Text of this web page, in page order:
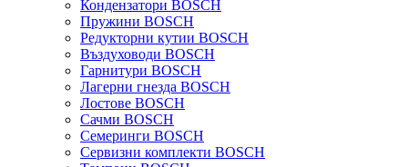
Кондензатори BOSCH
Пружини BOSCH
Редукторни кутии BOSCH
Въздуховоди BOSCH
Гарнитури BOSCH
Лагерни гнезда BOSCH
Лостове BOSCH
Сачми BOSCH
Семеринги BOSCH
Сервизни комплекти BOSCH